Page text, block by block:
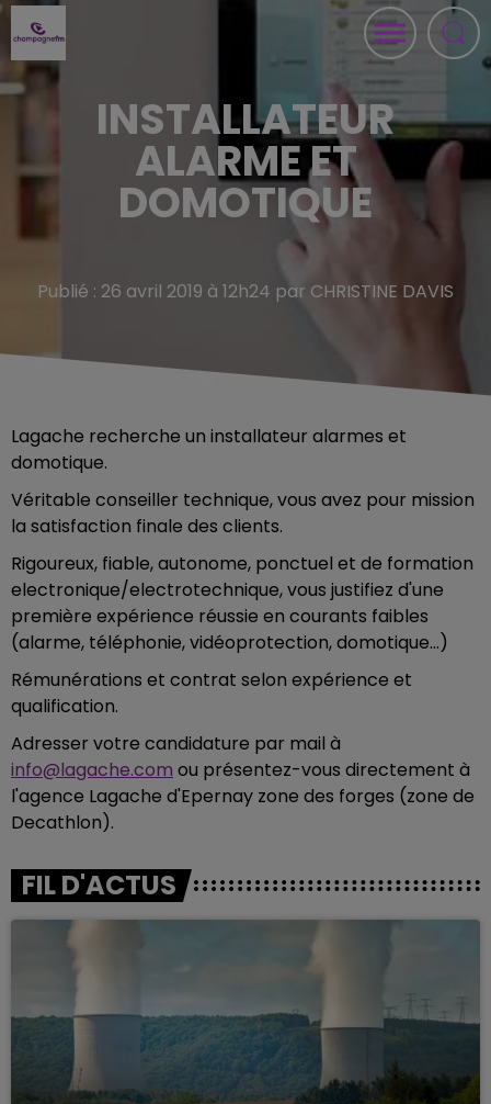
INSTALLATEUR
ALARME ET
DOMOTIQUE
Publié : 26 avril 2019 à 12h24 par CHRISTINE DAVIS
Lagache recherche un installateur alarmes et
domotique.
Véritable conseiller technique, vous avez pour mission
la satisfaction finale des clients.
Rigoureux, fiable, autonome, ponctuel et de formation
electronique/electrotechnique, vous justifiez d'une
première expérience réussie en courants faibles
(alarme, téléphonie, vidéoprotection, domotique...)
Rémunérations et contrat selon expérience et
qualification.
Adresser votre candidature par mail à
info@lagache.com ou présentez-vous directement à
l'agence Lagache d'Epernay zone des forges (zone de
Decathlon).
FIL D'ACTUS